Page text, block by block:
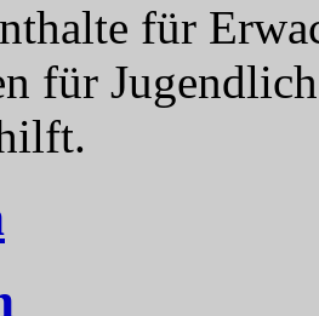
für
für